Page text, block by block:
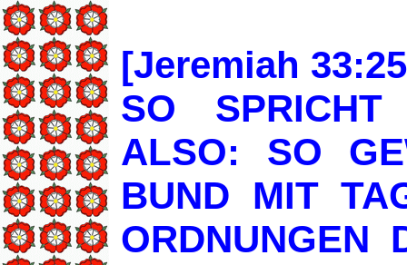
[Jeremiah
SO
ALSO: SO
BUND MIT
ORDNUNGEN